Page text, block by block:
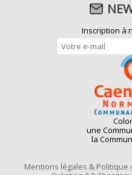
Inscription à
une
la
Mentions légales &